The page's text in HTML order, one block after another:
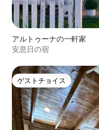
アルトゥーナの一軒家
安息日の宿
ゲストチョイス
ゲストチョイス